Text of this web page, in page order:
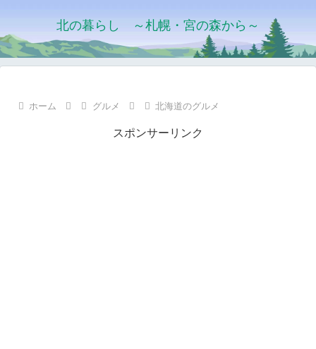
北の暮らし ～札幌・宮の森から～
ホーム グルメ 北海道のグルメ
スポンサーリンク